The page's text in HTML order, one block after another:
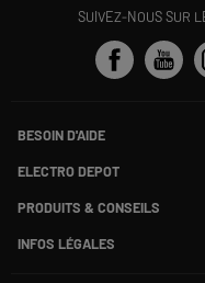
SUIVEZ-NOUS SUR
BESOIN D'AIDE
Suivre ma commande
Modifier ou annuler ma
SAV
Payer en plusieurs fois
Information phishing
ELECTRO DEPOT
Rejoignez-nous !
PRODUITS & CONSEILS
Nos marques
Les avis du site
INFOS LÉGALES